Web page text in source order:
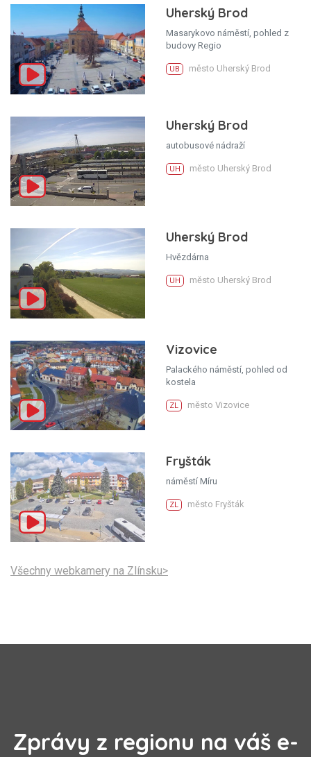
Uherský Brod
Masarykovo náměstí, pohled z
budovy Regio
UB město Uherský Brod
Uherský Brod
autobusové nádraží
UH město Uherský Brod
Uherský Brod
Hvězdárna
UH město Uherský Brod
Vizovice
Palackého náměstí, pohled od
kostela
ZL město Vizovice
Fryšták
náměstí Míru
ZL město Fryšták
Všechny webkamery na Zlínsku>
Zprávy z regionu na váš e-